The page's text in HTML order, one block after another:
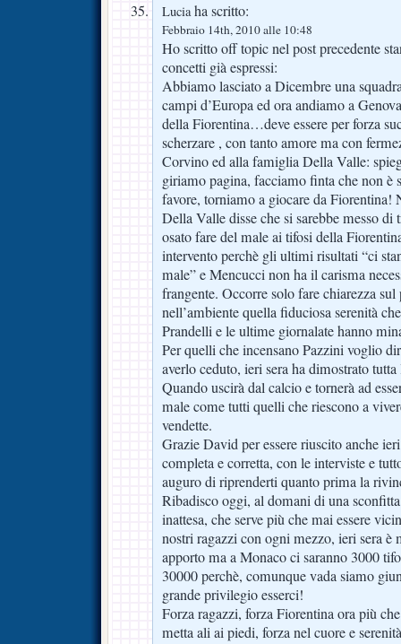
Luciaha scritto:
Febbraio 14th, 2010 alle 10:48
Ho scritto off topic nel post precedente
concetti già espressi:
Abbiamo lasciato a Dicembre una
campi d’Europa ed ora andiamo a
della Fiorentina…deve essere per forza
scherzare , con tanto amore ma con
Corvino ed alla famiglia Della Valle:
giriamo pagina, facciamo finta che non è
favore, torniamo a giocare da Fiorentina!
Della Valle disse che si sarebbe messo di
osato fare del male ai tifosi della
intervento perchè gli ultimi risultati “ci
male” e Mencucci non ha il carisma
frangente. Occorre solo fare chiarezza
nell’ambiente quella fiduciosa serenità
Prandelli e le ultime giornalate hanno
Per quelli che incensano Pazzini voglio
averlo ceduto, ieri sera ha dimostrato
Quando uscirà dal calcio e tornerà ad
male come tutti quelli che riescono a
vendette.
Grazie David per essere riuscito anche
completa e corretta, con le interviste e
auguro di riprenderti quanto prima la
Ribadisco oggi, al domani di una
inattesa, che serve più che mai essere
nostri ragazzi con ogni mezzo, ieri sera è
apporto ma a Monaco ci saranno 3000
30000 perchè, comunque vada siamo
grande privilegio esserci!
Forza ragazzi, forza Fiorentina ora più
metta ali ai piedi, forza nel cuore e